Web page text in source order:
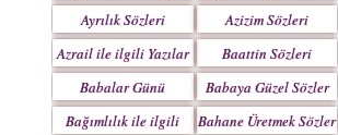
Ayrılık Sözleri
Mesajları
Azizim Sözleri
Mesajları
Azrail ile ilgili Yazılar
Baattin Sözleri
Mesajları
Babalar Günü
Babaya Güzel Sözler
Bağımlılık ile ilgili
Bahane Üretmek Sözler